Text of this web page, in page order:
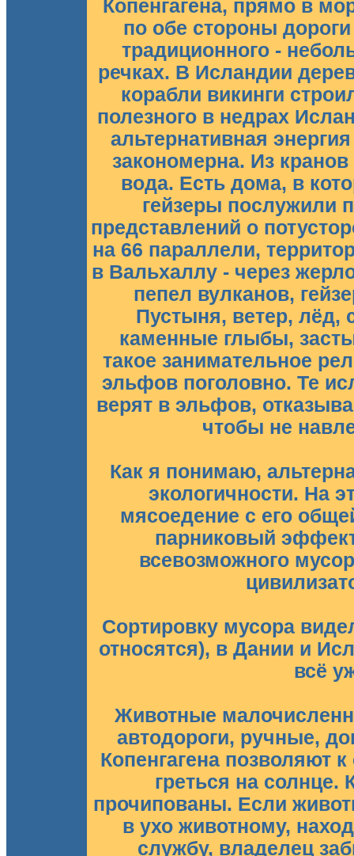
Копенгагена, прямо в
по обе стороны
традиционного -
речках. В Исландии
корабли викинги
полезного в недрах
альтернативная
закономерна. Из
вода. Есть дома, в
гейзеры послужили
представлений о
на 66 параллели,
в Вальхаллу - через
пепел вулканов,
Пустыня, ветер, лёд,
каменные глыбы,
такое занимательное
эльфов поголовно. Те
верят в эльфов,
чтобы не
Как я понимаю,
экологичности. На
мясоедение с его
парниковый
всевозможного
Сортировку мусора
относятся), в Дании и
всё
Животные
автодороги, ручные,
Копенгагена позволяют
греться на
прочипованы. Если
в ухо животному,
службу, владелец